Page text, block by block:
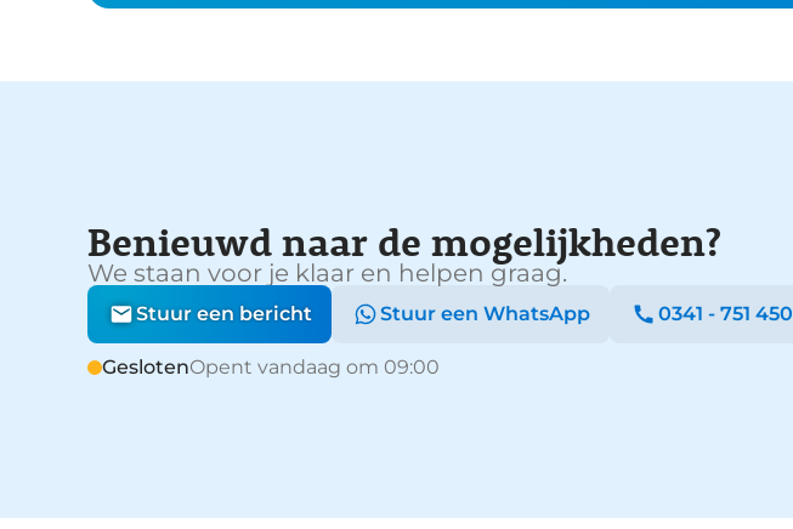
Benieuwd naar de mogelijkheden?
We staan voor je klaar en helpen graag.
Stuur een bericht Stuur een WhatsApp 0341 - 751 450
GeslotenOpent vandaag om 09:00